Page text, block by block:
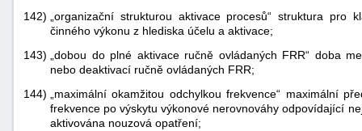
142)
„organizační strukturou aktivace procesů“ struktura
činného výkonu z hlediska účelu a aktivace;
143)
„dobou do plné aktivace ručně ovládaných FRR“ doba
nebo deaktivací ručně ovládaných FRR;
144)
„maximální okamžitou odchylkou frekvence“ maximální
frekvence po výskytu výkonové nerovnováhy odpovídající
aktivována nouzová opatření;